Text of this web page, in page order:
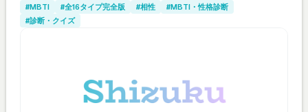
#MBTI
#全16タイプ完全版 #相性
#MBTI・性格診断
#診断・クイズ